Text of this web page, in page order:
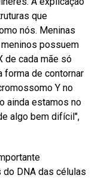
que
nós. Meninas
possuem
de cada mãe só
forma de contornar
Y no
ainda estamos no
algo bem difícil",
do DNA das células